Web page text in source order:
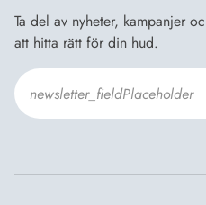
Ta del av nyheter, kampanjer
att hitta rätt för din hud.